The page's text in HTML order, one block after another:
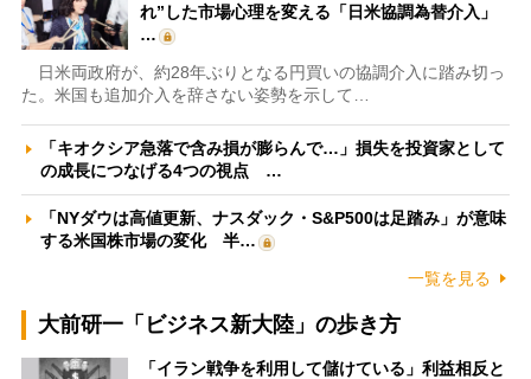
れ”した市場心理を変える「日米協調為替介入」
…
日米両政府が、約28年ぶりとなる円買いの協調介入に踏み切っ
た。米国も追加介入を辞さない姿勢を示して…
「キオクシア急落で含み損が膨らんで…」損失を投資家として
の成長につなげる4つの視点 …
「NYダウは高値更新、ナスダック・S&P500は足踏み」が意味
する米国株市場の変化 半…
一覧を見る
大前研一「ビジネス新大陸」の歩き方
「イラン戦争を利用して儲けている」利益相反と